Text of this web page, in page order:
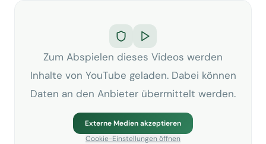
Zum Abspielen dieses Videos werden
Inhalte von YouTube geladen. Dabei können
Daten an den Anbieter übermittelt werden.
Externe Medien akzeptieren
Cookie-Einstellungen öffnen